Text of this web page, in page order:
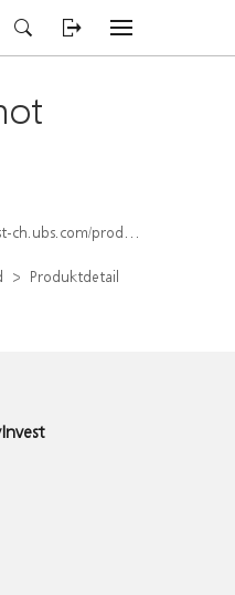
detail/index/isin/CH1573383432
Produktdetail